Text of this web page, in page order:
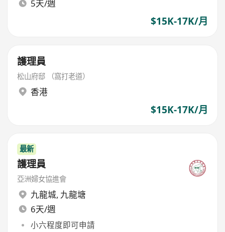
5天/週
$15K-17K/月
護理員
松山府邸 （窩打老道）
香港
$15K-17K/月
最新
護理員
亞洲婦女協進會
九龍城, 九龍塘
6天/週
小六程度即可申請